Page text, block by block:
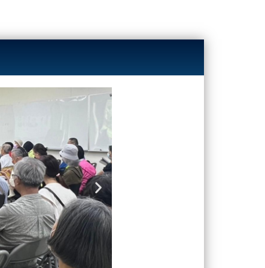
Next
slide